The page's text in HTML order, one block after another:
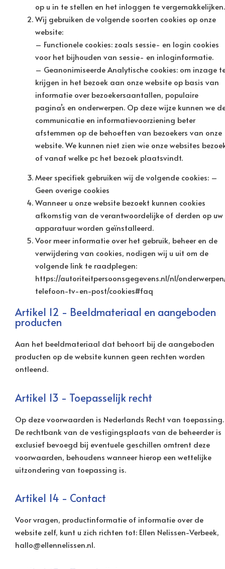
op u in te stellen en het inloggen te vergemakkelijken.
Wij gebruiken de volgende soorten cookies op onze
website:
– Functionele cookies: zoals sessie- en login cookies
voor het bijhouden van sessie- en inloginformatie.
– Geanonimiseerde Analytische cookies: om inzage
krijgen in het bezoek aan onze website op basis van
informatie over bezoekersaantallen, populaire
pagina’s en onderwerpen. Op deze wijze kunnen we
communicatie en informatievoorziening beter
afstemmen op de behoeften van bezoekers van onze
website. We kunnen niet zien wie onze websites
of vanaf welke pc het bezoek plaatsvindt.
Meer specifiek gebruiken wij de volgende cookies: –
Geen overige cookies
Wanneer u onze website bezoekt kunnen cookies
afkomstig van de verantwoordelijke of derden op uw
apparatuur worden geïnstalleerd.
Voor meer informatie over het gebruik, beheer en de
verwijdering van cookies, nodigen wij u uit om de
volgende link te raadplegen:
https://autoriteitpersoonsgegevens.nl/nl/
telefoon-tv-en-post/cookies#faq
Artikel 12 - Beeldmateriaal en aangeboden
producten
Aan het beeldmateriaal dat behoort bij de aangeboden
producten op de website kunnen geen rechten worden
ontleend.
Artikel 13 - Toepasselijk recht
Op deze voorwaarden is Nederlands Recht van toepassing.
De rechtbank van de vestigingsplaats van de beheerder is
exclusief bevoegd bij eventuele geschillen omtrent deze
voorwaarden, behoudens wanneer hierop een wettelijke
uitzondering van toepassing is.
Artikel 14 - Contact
Voor vragen, productinformatie of informatie over de
website zelf, kunt u zich richten tot: Ellen Nelissen-Verbeek,
hallo@ellennelissen.nl.